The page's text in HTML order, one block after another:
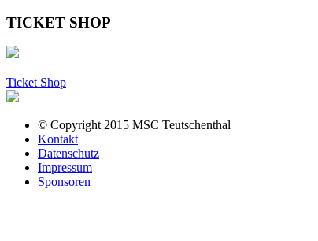
TICKET SHOP
Ticket Shop
© Copyright 2015 MSC Teutschenthal
Kontakt
Datenschutz
Impressum
Sponsoren